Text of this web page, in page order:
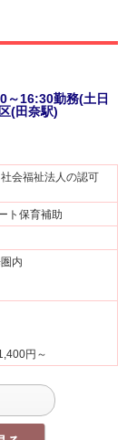
～16:30勤務(土日
(田奈駅)
会福祉法人の認可
ト保育補助
内
円～